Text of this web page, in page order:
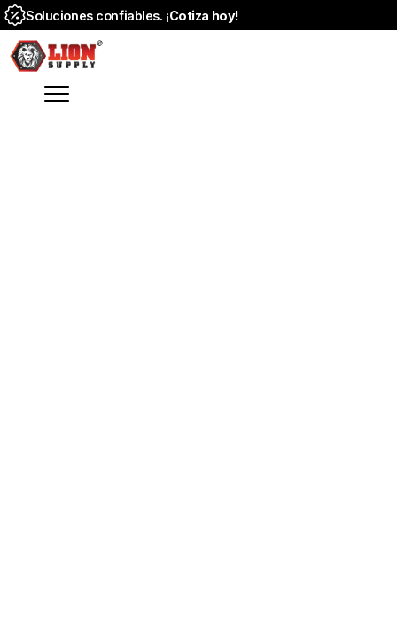
Soluciones confiables. ¡Cotiza hoy!